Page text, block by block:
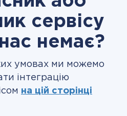
сервісу
немає?
умовах ми можемо
інтеграцію
на цій сторінці